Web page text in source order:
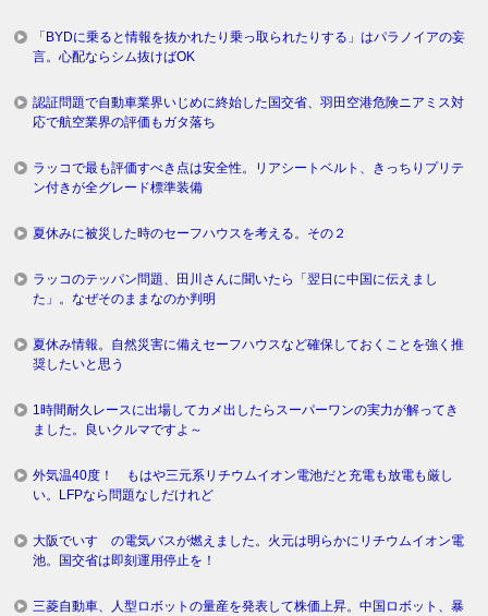
「BYDに乗ると情報を抜かれたり乗っ取られたりする」はパラノイアの妄
言。心配ならシム抜けばOK
認証問題で自動車業界いじめに終始した国交省、羽田空港危険ニアミス対
応で航空業界の評価もガタ落ち
ラッコで最も評価すべき点は安全性。リアシートベルト、きっちりプリテ
ン付きが全グレード標準装備
夏休みに被災した時のセーフハウスを考える。その２
ラッコのテッパン問題、田川さんに聞いたら「翌日に中国に伝えまし
た」。なぜそのままなのか判明
夏休み情報。自然災害に備えセーフハウスなど確保しておくことを強く推
奨したいと思う
1時間耐久レースに出場してカメ出したらスーパーワンの実力が解ってき
ました。良いクルマですよ～
外気温40度！ もはや三元系リチウムイオン電池だと充電も放電も厳し
い。LFPなら問題なしだけれど
大阪でいすゞの電気バスが燃えました。火元は明らかにリチウムイオン電
池。国交省は即刻運用停止を！
三菱自動車、人型ロボットの量産を発表して株価上昇。中国ロボット、暴